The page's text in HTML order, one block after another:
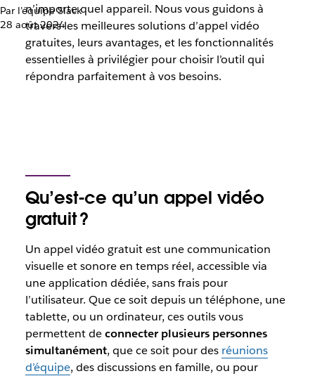
Par l’équipe Slack
28 août 2024
n’importe quel appareil. Nous vous guidons à
travers les meilleures solutions d’appel vidéo
gratuites, leurs avantages, et les fonctionnalités
essentielles à privilégier pour choisir l’outil qui
répondra parfaitement à vos besoins.
Qu’est-ce qu’un appel vidéo
gratuit ?
Un appel vidéo gratuit est une communication
visuelle et sonore en temps réel, accessible via
une application dédiée, sans frais pour
l’utilisateur. Que ce soit depuis un téléphone, une
tablette, ou un ordinateur, ces outils vous
permettent deconnecter plusieurs personnes
simultanément, que ce soit pour des réunions
d’équipe, des discussions en famille, ou pour